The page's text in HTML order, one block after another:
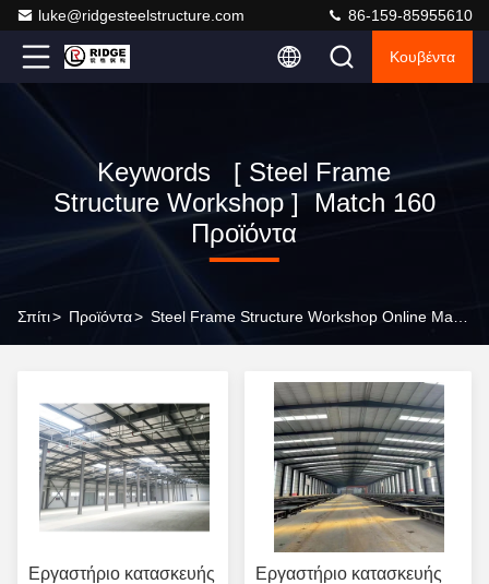
luke@ridgesteelstructure.com 86-159-85955610
Κουβέντα
Keywords [ Steel Frame
Structure Workshop ] Match 160
Προϊόντα
Σπίτι> Προϊόντα>
Εργαστήριο κατασκευής
Εργαστήριο κατασκευής